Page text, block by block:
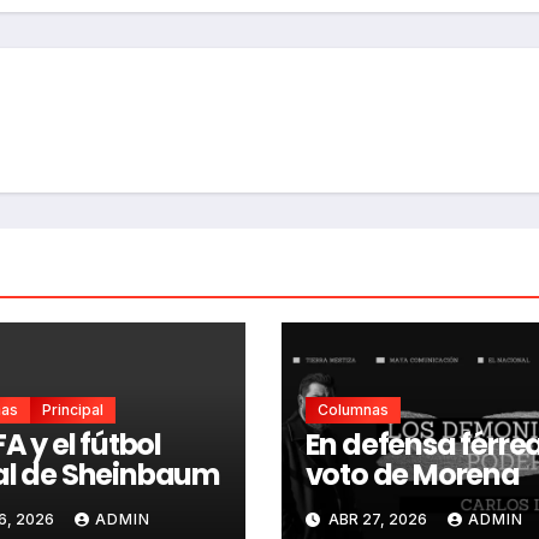
Principal
y el fútbol
de Sheinbaum
2026 ADMIN
Columnas
En defensa
voto de Morena
ABR 27, 2026 ADMIN